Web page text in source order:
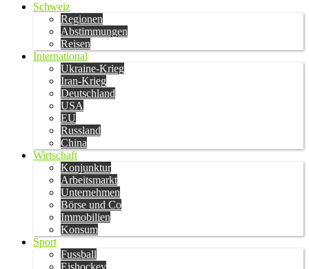
Schweiz
Regionen
Abstimmungen
Reisen
International
Ukraine-Krieg
Iran-Krieg
Deutschland
USA
EU
Russland
China
Wirtschaft
Konjunktur
Arbeitsmarkt
Unternehmen
Börse und Co
Immobilien
Konsum
Sport
Fussball
Eishockey